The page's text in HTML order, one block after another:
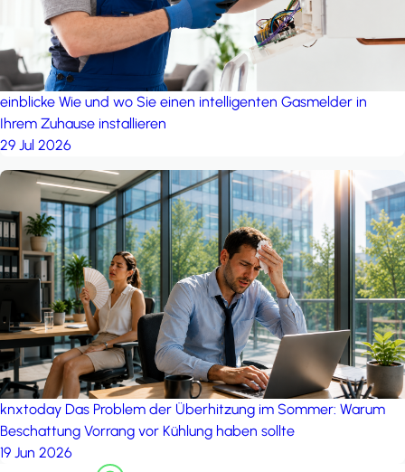
einblicke Wie und wo Sie einen intelligenten Gasmelder in
Ihrem Zuhause installieren
29 Jul 2026
knxtoday Das Problem der Überhitzung im Sommer: Warum
Beschattung Vorrang vor Kühlung haben sollte
19 Jun 2026